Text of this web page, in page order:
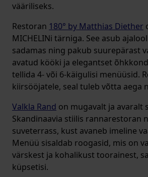
vääriliseks.
Restoran 180° by Matthias Diether
MICHELINi tärniga. See asub
sadamas ning pakub suurepärast
avatud kööki ja elegantset
tellida 4- või 6-käigulisi menüüsid.
kiirsööjatele, seal tuleb võtta aega
Valkla Rand on mugavalt ja avaralt
Skandinaavia stiilis rannarestoran
suveterrass, kust avaneb imeline
Menüü sisaldab roogasid, mis on
värskest ja kohalikust toorainest,
küpsetisi.